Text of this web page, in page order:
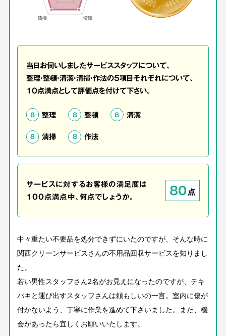
当日お伺いしましたサービススタッフについて、
整理・整頓・清潔・清掃・作法の5項目それぞれについて、
10点満点として評価点を付けて下さい。
8 整理 8 整頓 8 清潔
8 清掃 8 作法
サービスに対するお客様の満足度は
100点満点中、何点でしょうか。
80点
中々重たい不要品を処分できずにいたのですが、そんな時に
関西クリーンサービスさんの不用品回収サービスを知りまし
た。
若い男性スタッフさん2名がお見えになったのですが、テキ
パキと運び出すスタッフさんは頼もしいの一言。室内に傷が
付かないよう、丁寧に作業を進めて下さいました。また、機
会があったら宜しくお願いいたします。